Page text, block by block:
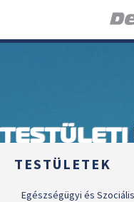
TESTÜLETI
TESTÜLETEK
Egészségügyi és